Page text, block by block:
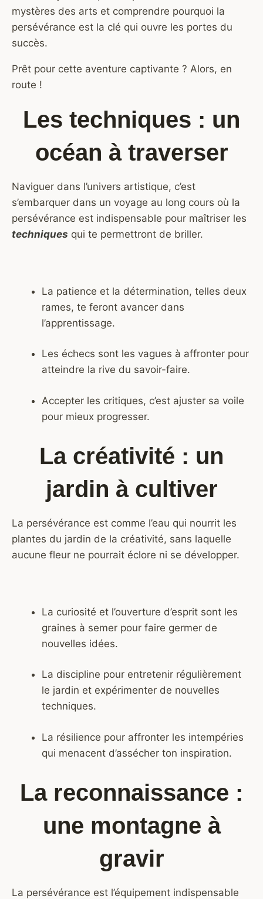
mystères des arts et comprendre pourquoi la
persévérance est la clé qui ouvre les portes du
succès.
Prêt pour cette aventure captivante ? Alors, en
route !
Les techniques : un
océan à traverser
Naviguer dans l’univers artistique, c’est
s’embarquer dans un voyage au long cours où la
persévérance est indispensable pour maîtriser les
techniques qui te permettront de briller.
La patience et la détermination, telles deux
rames, te feront avancer dans
l’apprentissage.
Les échecs sont les vagues à affronter pour
atteindre la rive du savoir-faire.
Accepter les critiques, c’est ajuster sa voile
pour mieux progresser.
La créativité : un
jardin à cultiver
La persévérance est comme l’eau qui nourrit les
plantes du jardin de la créativité, sans laquelle
aucune fleur ne pourrait éclore ni se développer.
La curiosité et l’ouverture d’esprit sont les
graines à semer pour faire germer de
nouvelles idées.
La discipline pour entretenir régulièrement
le jardin et expérimenter de nouvelles
techniques.
La résilience pour affronter les intempéries
qui menacent d’assécher ton inspiration.
La reconnaissance :
une montagne à
gravir
La persévérance est l’équipement indispensable